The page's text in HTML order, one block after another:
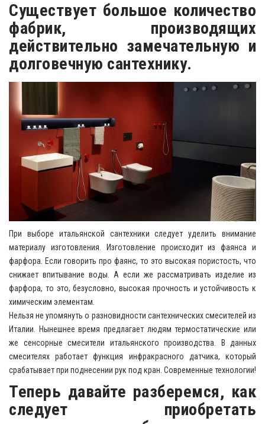
Существует большое количество
фабрик, производящих
действительно замечательную и
долговечную сантехнику.
При выборе итальянской сантехники следует уделить внимание
материалу изготовления. Изготовление происходит из фаянса и
фарфора. Если говорить про фаянс, то это высокая пористость, что
снижает впитывание воды. А если же рассматривать изделие из
фарфора, то это, безусловно, высокая прочность и устойчивость к
химическим элементам.
Нельзя не упомянуть о разновидности сантехнических смесителей из
Италии. Нынешнее время предлагает людям термостатические или
же сенсорные смесители итальянского производства. В данных
смесителях работает функция инфракрасного датчика, который
срабатывает при поднесении рук под кран. Современные технологии!
Теперь давайте разберемся, как
следует приобретать